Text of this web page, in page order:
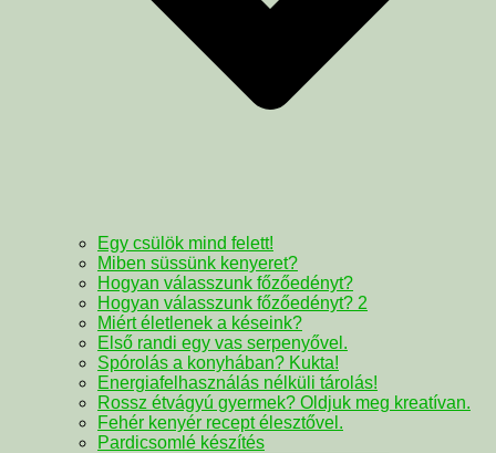
Egy csülök mind felett!
Miben süssünk kenyeret?
Hogyan válasszunk főzőedényt?
Hogyan válasszunk főzőedényt? 2
Miért életlenek a késeink?
Első randi egy vas serpenyővel.
Spórolás a konyhában? Kukta!
Energiafelhasználás nélküli tárolás!
Rossz étvágyú gyermek? Oldjuk meg kreatívan.
Fehér kenyér recept élesztővel.
Pardicsomlé készítés